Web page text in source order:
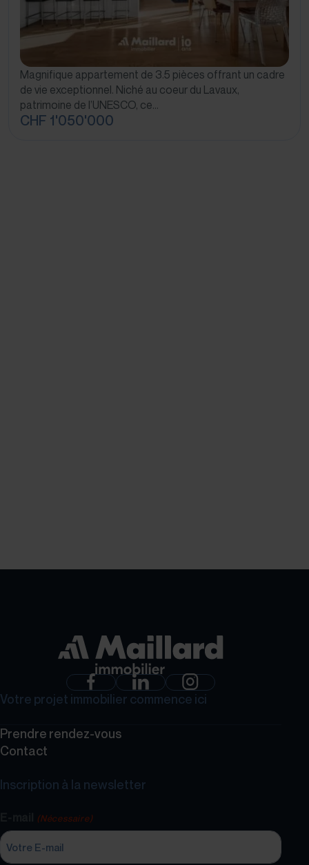
Magnifique appartement de 3.5 pièces offrant un cadre
de vie exceptionnel. Niché au coeur du Lavaux,
patrimoine de l’UNESCO, ce…
CHF 1'050'000
Votre projet immobilier commence ici
Prendre rendez-vous
Contact
Inscription à la newsletter
(Nécessaire)